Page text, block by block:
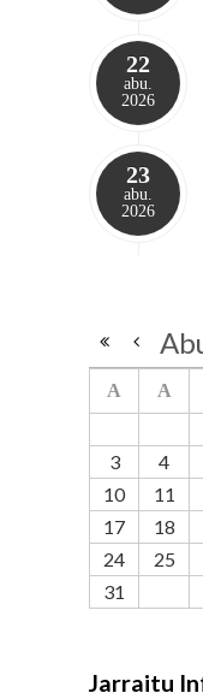
22
abu.
2026
23
abu.
2026
A A
3
4
10
11
17
18
24
25
31
Jarraitu